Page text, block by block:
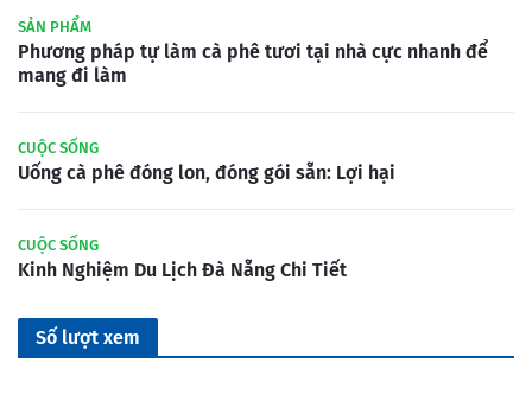
SẢN PHẨM
Phương pháp tự làm cà phê tươi tại nhà cực nhanh để
mang đi làm
CUỘC SỐNG
Uống cà phê đóng lon, đóng gói sẵn: Lợi hại
CUỘC SỐNG
Kinh Nghiệm Du Lịch Đà Nẵng Chi Tiết
Số lượt xem